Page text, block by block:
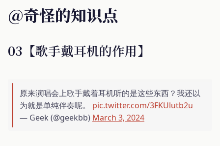
@奇怪的知识点
03【歌手戴耳机的作用】
原来演唱会上歌手戴着耳机听的是这些东西？我还以
为就是单纯伴奏呢。 pic.twitter.com/3FKUlutb2u
— Geek (@geekbb) March 3, 2024